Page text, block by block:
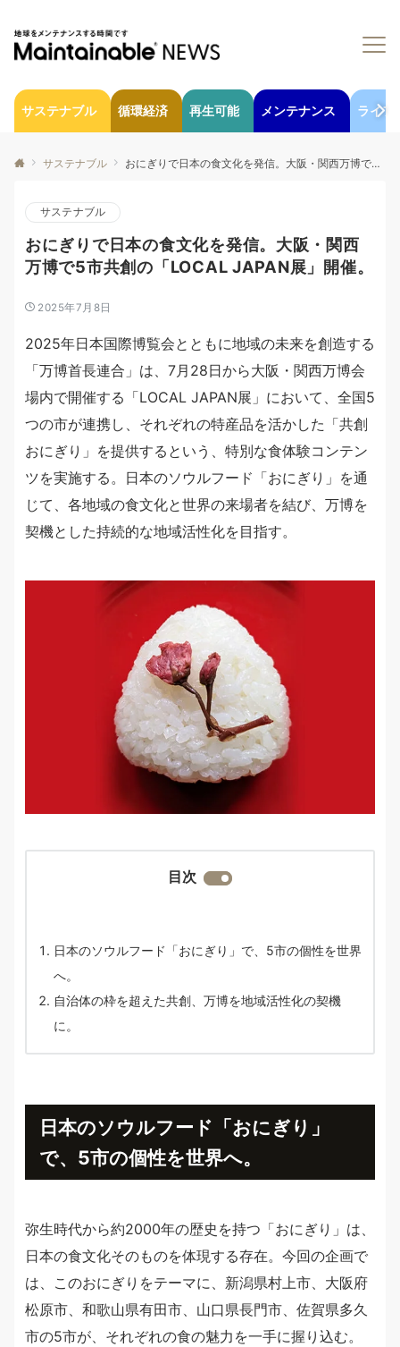
サステナブル 循環経済 再生可能 メンテナンス ライフ
サステナブル おにぎりで日本の食文化を発信。大阪・関西万博で5市共創の「LOCAL JAPAN展」開催。
サステナブル
おにぎりで日本の食文化を発信。大阪・関西
万博で5市共創の「LOCAL JAPAN展」開催。
2025年7月8日
2025年日本国際博覧会とともに地域の未来を創造する
「万博首長連合」は、7月28日から大阪・関西万博会
場内で開催する「LOCAL JAPAN展」において、全国5
つの市が連携し、それぞれの特産品を活かした「共創
おにぎり」を提供するという、特別な食体験コンテン
ツを実施する。日本のソウルフード「おにぎり」を通
じて、各地域の食文化と世界の来場者を結び、万博を
契機とした持続的な地域活性化を目指す。
目次
日本のソウルフード「おにぎり」で、5市の個性を世界
へ。
自治体の枠を超えた共創、万博を地域活性化の契機
に。
日本のソウルフード「おにぎり」
で、5市の個性を世界へ。
弥生時代から約2000年の歴史を持つ「おにぎり」は、
日本の食文化そのものを体現する存在。今回の企画で
は、このおにぎりをテーマに、新潟県村上市、大阪府
松原市、和歌山県有田市、山口県長門市、佐賀県多久
市の5市が、それぞれの食の魅力を一手に握り込む。